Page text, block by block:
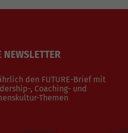
NEWSLETTER
den FUTURE-Brief mit
, Coaching- und
Themen